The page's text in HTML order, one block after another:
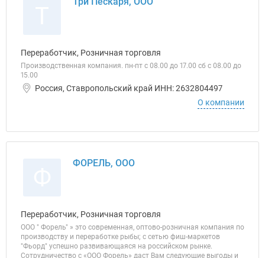
Переработчик, Розничная торговля
Производственная компания. пн-пт с 08.00 до 17.00 сб с 08.00 до
15.00
Россия, Ставропольский край ИНН: 2632804497
О компании
ФОРЕЛЬ, ООО
Переработчик, Розничная торговля
ООО " Форель" » это современная, оптово-розничная компания по
производству и переработке рыбы; с сетью фиш-маркетов
"Фьорд" успешно развивающаяся на российском рынке.
Сотрудничество с «ООО Форель» даст Вам следующие выгоды и